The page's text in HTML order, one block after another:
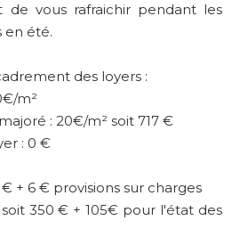
vous rafraichir pendant les
en été.
des loyers :
m²
: 20€/m² soit 717 €
: 0 €
+ 6 € provisions sur charges
350 € + 105€ pour l'état des